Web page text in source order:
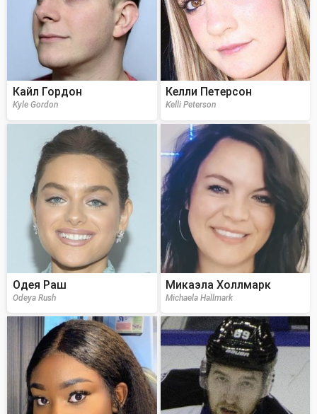
Кайл Гордон
Kyle Gordon
Келли Петерсон
Kelli Peterson
Одея Раш
Odeya Rush
Микаэла Холлмарк
Michaela Hallmark